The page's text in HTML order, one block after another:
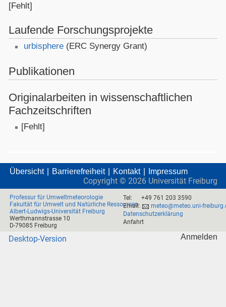
[Fehlt]
Laufende Forschungsprojekte
urbisphere (ERC Synergy Grant)
Publikationen
Originalarbeiten in wissenschaftlichen
Fachzeitschriften
[Fehlt]
Übersicht Barrierefreiheit Kontakt Impressum
Copyright © 2026 Universität Freiburg
Professur für Umweltmeteorologie
Fakultät für Umwelt und Natürliche Ressourcen
Albert-Ludwigs-Universität Freiburg
Werthmannstrasse 10
D-79085 Freiburg
Tel:
+49 761 203 3590
Email:
meteo@meteo.uni-
Datenschutzerklärung
Anfahrt
Desktop-Version Anmelden